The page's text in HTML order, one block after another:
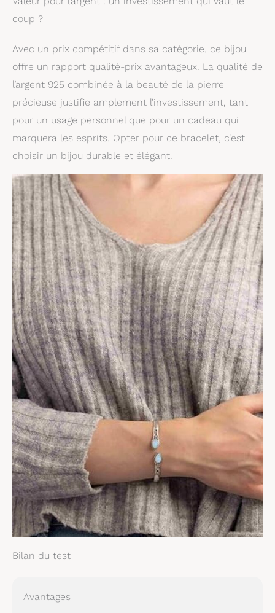
coup ?
Avec un prix compétitif dans sa catégorie, ce bijou
offre un rapport qualité-prix avantageux. La qualité de
l’argent 925 combinée à la beauté de la pierre
précieuse justifie amplement l’investissement, tant
pour un usage personnel que pour un cadeau qui
marquera les esprits. Opter pour ce bracelet, c’est
choisir un bijou durable et élégant.
Bilan du test
Avantages